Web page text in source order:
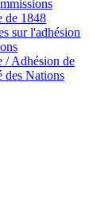
de 1848
sur l'adhésion
/ Adhésion de
des Nations